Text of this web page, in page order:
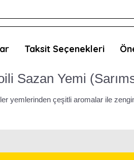
Taksit Seçenekleri
Sazan Yemi
yemlerinden çeşitli aromalar ile